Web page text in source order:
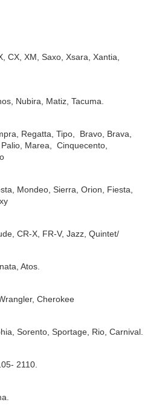
CX, XM, Saxo, Xsara, Xantia,
Nubira, Matiz, Tacuma.
Regatta, Tipo, Bravo, Brava,
Marea, Cinquecento,
Mondeo, Sierra, Orion, Fiesta,
CR-X, FR-V, Jazz, Quintet/
Atos.
Cherokee
Sorento, Sportage, Rio, Carnival.
2110.